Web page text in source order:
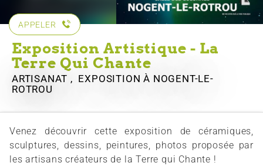
APPELER
Exposition Artistique - La
Terre Qui Chante
ARTISANAT , EXPOSITIONÀ NOGENT-LE-
ROTROU
Venez découvrir cette exposition de céramiques,
sculptures, dessins, peintures, photos proposée par
les artisans créateurs de la Terre qui Chante !